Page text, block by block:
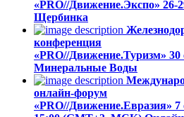
«PRO//Движение.Экспо» 26-
Щербинка
конференция
«PRO//Движение.Туризм» 30
Минеральные Воды
онлайн-форум
«PRO//Движение.Евразия» 7